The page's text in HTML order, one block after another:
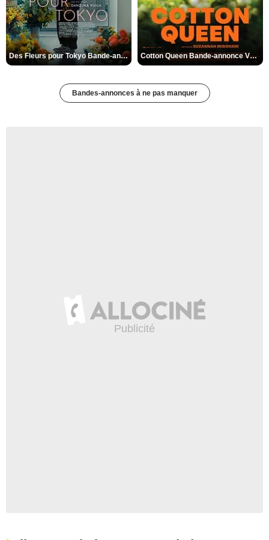
Des Fleurs pour Tokyo Bande-annonce VO STFR Cotton Queen Bande-annonce VO STFR
Bandes-annonces à ne pas manquer